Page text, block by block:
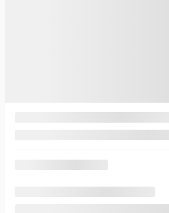
mes renseignements seront utilisés
peux retirer mon consentement en tout temps.
*.